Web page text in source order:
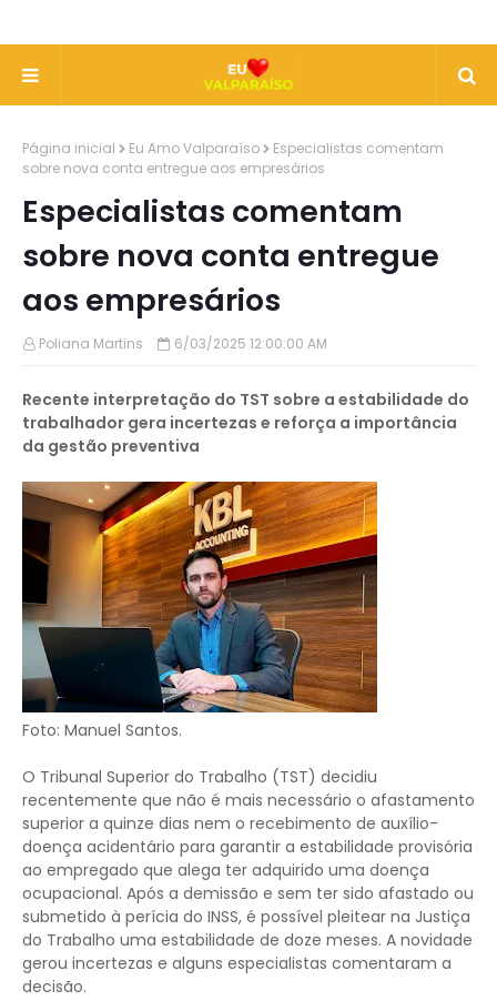
Página inicial Eu Amo Valparaíso
Especialistas comentam
sobre nova conta entregue aos empresários
Especialistas comentam
sobre nova conta entregue
aos empresários
Poliana Martins 6/03/2025 12:00:00 AM
Recente interpretação do TST sobre a estabilidade do
trabalhador gera incertezas e reforça a importância
da gestão preventiva
Foto: Manuel Santos.
O Tribunal Superior do Trabalho (TST) decidiu
recentemente que não é mais necessário o afastamento
superior a quinze dias nem o recebimento de auxílio-
doença acidentário para garantir a estabilidade provisória
ao empregado que alega ter adquirido uma doença
ocupacional. Após a demissão e sem ter sido afastado ou
submetido à perícia do INSS, é possível pleitear na Justiça
do Trabalho uma estabilidade de doze meses. A novidade
gerou incertezas e alguns especialistas comentaram a
decisão.